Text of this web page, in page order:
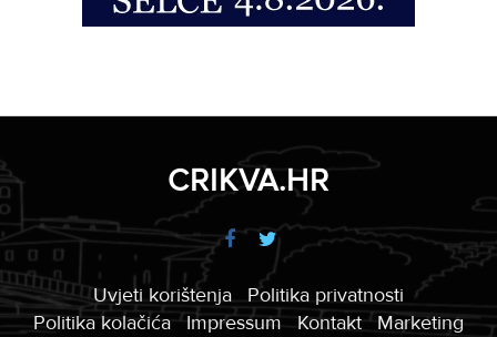
CRIKVA.HR
Uvjeti korištenja
Politika privatnosti
Politika kolačića
Impressum Kontakt Marketing